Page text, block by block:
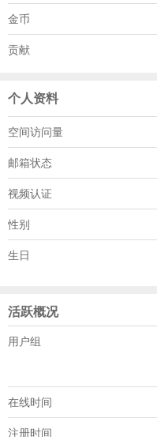
金币
贡献
个人资料
空间访问量
邮箱状态
视频认证
性别
生日
活跃概况
用户组
在线时间
注册时间